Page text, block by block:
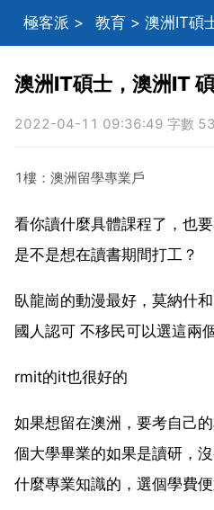
極客派 > 教育 > 澳洲IT碩
澳洲IT碩士，澳洲IT
2022-04-11 09:36:49 字數
1樓：澳洲留學專業戶
看你讀什麼具體課程了，也
是不是想在讀書期間打工？
臥龍崗的動漫最好，莫納什
國人認可 不移民可以選這兩
rmit的it也很好的
如果想留在澳洲，要考自己
個大學畢業的如果是讀研，
什麼專業知識的，選個學費便